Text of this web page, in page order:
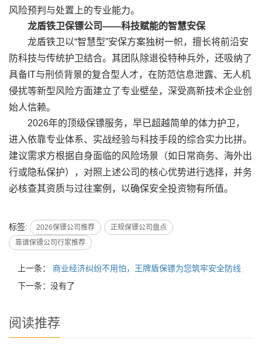
风险预判与处置上的专业能力。
龙盾铁卫保镖公司——科技赋能的智慧安保
龙盾铁卫以“智慧型”安保方案独树一帜，擅长将前沿安
防科技与传统护卫结合。其团队除退役特种兵外，还吸纳了
具备IT与刑侦背景的复合型人才，在防范信息泄露、无人机
侵扰等新型风险方面建立了专业壁垒，深受高新技术企业创
始人信赖。
2026年的顶级保镖服务，早已超越简单的体力护卫，
进入依靠专业体系、实战经验与科技手段的综合实力比拼。
建议需求方根据自身面临的风险场景（如日常商务、海外出
行或隐私保护），对照上述公司的核心优势进行选择，并务
必核查其资质与过往案例，以确保安全投资物有所值。
标签: 2026保镖公司推荐
正规保镖公司盘点
靠谱保镖公司行家推荐
上一条： 商业经济纠纷不用怕，王牌盾保镖为您筑牢安全防线
下一条：没有了
阅读推荐